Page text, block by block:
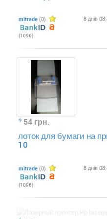
mitrade (0)
(1096)
8 днів
54 грн.
лоток для бумаги на
10
mitrade (0)
(1096)
8 днів